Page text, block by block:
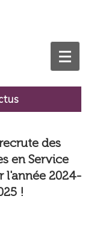
des
en Service
l'année 2024-
!